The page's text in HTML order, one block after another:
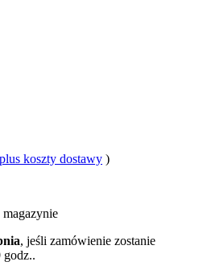
plus koszty dostawy )
magazynie
, jeśli zamówienie zostanie
godz..